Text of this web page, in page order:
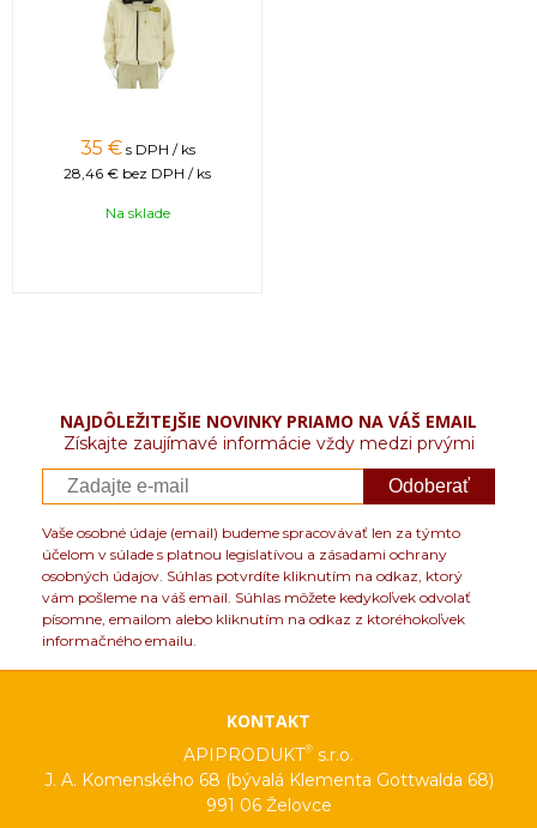
35 € s DPH / ks
28,46 € bez DPH / ks
Na sklade
NAJDÔLEŽITEJŠIE NOVINKY PRIAMO NA VÁŠ EMAIL
Získajte zaujímavé informácie vždy medzi prvými
Odoberať
Vaše osobné údaje (email) budeme spracovávať len za týmto
účelom v súlade s platnou legislatívou a zásadami ochrany
osobných údajov. Súhlas potvrdíte kliknutím na odkaz, ktorý
vám pošleme na váš email. Súhlas môžete kedykoľvek odvolať
písomne, emailom alebo kliknutím na odkaz z ktoréhokoľvek
informačného emailu.
KONTAKT
APIPRODUKT® s.r.o.
J. A. Komenského 68 (bývalá Klementa Gottwalda 68)
991 06 Želovce